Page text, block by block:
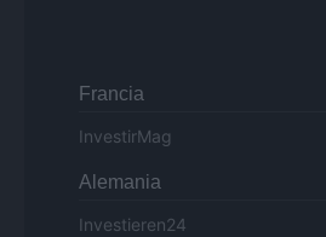
Francia
InvestirMag
Alemania
Investieren24